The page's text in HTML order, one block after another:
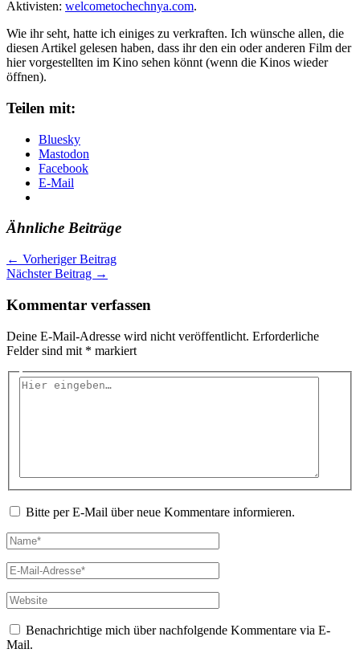
Aktivisten: welcometochechnya.com.
Wie ihr seht, hatte ich einiges zu verkraften. Ich wünsche allen, die
diesen Artikel gelesen haben, dass ihr den ein oder anderen Film der
hier vorgestellten im Kino sehen könnt (wenn die Kinos wieder
öffnen).
Teilen mit:
Bluesky
Mastodon
Facebook
E-Mail
Ähnliche Beiträge
← Vorheriger Beitrag
Nächster Beitrag →
Kommentar verfassen
Deine E-Mail-Adresse wird nicht veröffentlicht. Erforderliche
Felder sind mit * markiert
Hier
Bitte per E-Mail über neue Kommentare informieren.
Name*
E-
Mail-
Adresse*
Website
Benachrichtige mich über nachfolgende Kommentare via E-
Mail.